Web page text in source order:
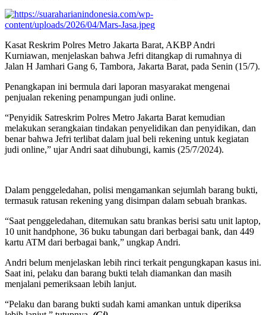
Kasat Reskrim Polres Metro Jakarta Barat, AKBP Andri
Kurniawan, menjelaskan bahwa Jefri ditangkap di rumahnya di
Jalan H Jamhari Gang 6, Tambora, Jakarta Barat, pada Senin (15/7).
Penangkapan ini bermula dari laporan masyarakat mengenai
penjualan rekening penampungan judi online.
“Penyidik Satreskrim Polres Metro Jakarta Barat kemudian
melakukan serangkaian tindakan penyelidikan dan penyidikan, dan
benar bahwa Jefri terlibat dalam jual beli rekening untuk kegiatan
judi online,” ujar Andri saat dihubungi, kamis (25/7/2024).
Dalam penggeledahan, polisi mengamankan sejumlah barang bukti,
termasuk ratusan rekening yang disimpan dalam sebuah brankas.
“Saat penggeledahan, ditemukan satu brankas berisi satu unit laptop,
10 unit handphone, 36 buku tabungan dari berbagai bank, dan 449
kartu ATM dari berbagai bank,” ungkap Andri.
Andri belum menjelaskan lebih rinci terkait pengungkapan kasus ini.
Saat ini, pelaku dan barang bukti telah diamankan dan masih
menjalani pemeriksaan lebih lanjut.
“Pelaku dan barang bukti sudah kami amankan untuk diperiksa